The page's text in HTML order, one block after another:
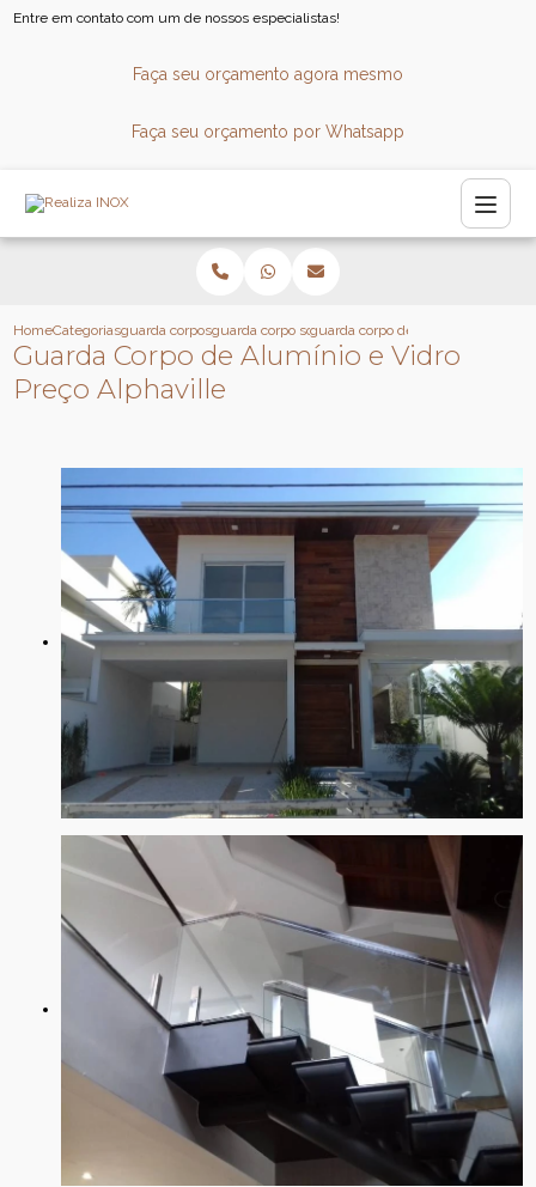
Entre em contato com um de nossos especialistas!
Faça seu orçamento agora mesmo
Faça seu orçamento por Whatsapp
HomeCategoriasguarda corposguarda corpo sob medidaguarda corpo de aluminio e vidro
Guarda Corpo de Alumínio e Vidro
Preço Alphaville